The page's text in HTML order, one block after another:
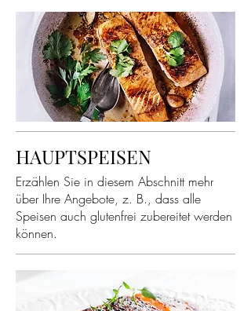
HAUPTSPEISEN
Erzählen Sie in diesem Abschnitt mehr
über Ihre Angebote, z. B., dass alle
Speisen auch glutenfrei zubereitet werden
können.